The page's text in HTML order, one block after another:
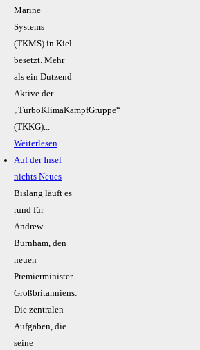
Marine
Systems
(TKMS) in Kiel
besetzt. Mehr
als ein Dutzend
Aktive der
„TurboKlimaKampfGruppe“
(TKKG)...
Weiterlesen
Auf der Insel
nichts Neues
Bislang läuft es
rund für
Andrew
Burnham, den
neuen
Premierminister
Großbritanniens:
Die zentralen
Aufgaben, die
seine